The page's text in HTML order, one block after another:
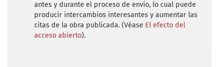
antes y durante el proceso de envío, lo cual puede
producir intercambios interesantes y aumentar las
citas de la obra publicada. (Véase El efecto del
acceso abierto).